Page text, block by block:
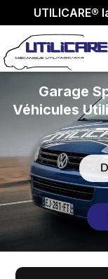
Garage
Véhicules